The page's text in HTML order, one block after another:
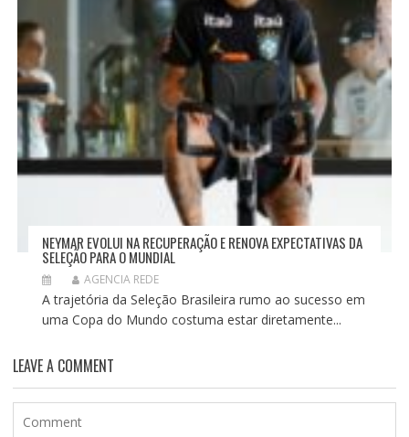
NEYMAR EVOLUI NA RECUPERAÇÃO E RENOVA EXPECTATIVAS DA
SELEÇÃO PARA O MUNDIAL
AGENCIA REDE
A trajetória da Seleção Brasileira rumo ao sucesso em
uma Copa do Mundo costuma estar diretamente...
LEAVE A COMMENT